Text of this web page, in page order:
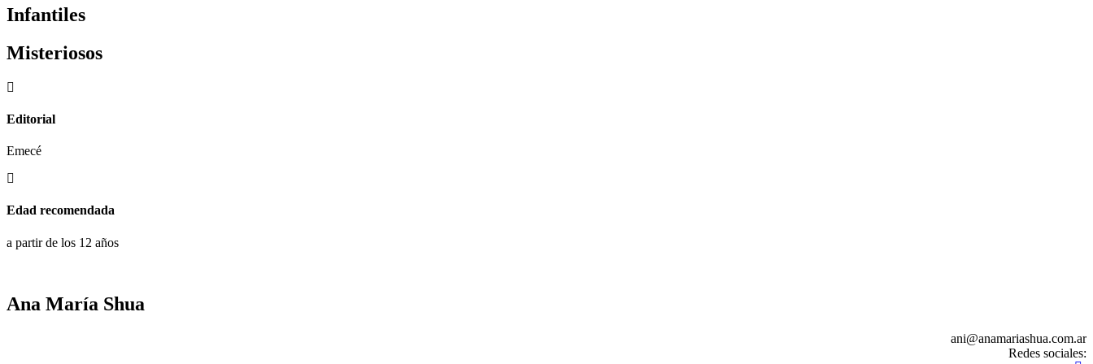
Infantiles
Misteriosos
Editorial
Emecé
Edad recomendada
a partir de los 12 años
Ana María Shua
ani@anamariashua.com.ar
Redes sociales: